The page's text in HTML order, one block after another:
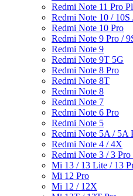
Redmi Note 11 Pro
Redmi Note 10 / 10S
Redmi Note 10 Pro
Redmi Note 9 Pro /
Redmi Note 9
Redmi Note 9T 5G
Redmi Note 8 Pro
Redmi Note 8T
Redmi Note 8
Redmi Note 7
Redmi Note 6 Pro
Redmi Note 5
Redmi Note 5A / 5A
Redmi Note 4 / 4X
Redmi Note 3 / 3 Pro
Mi 13 / 13 Lite / 13
Mi 12 Pro
Mi 12 / 12X